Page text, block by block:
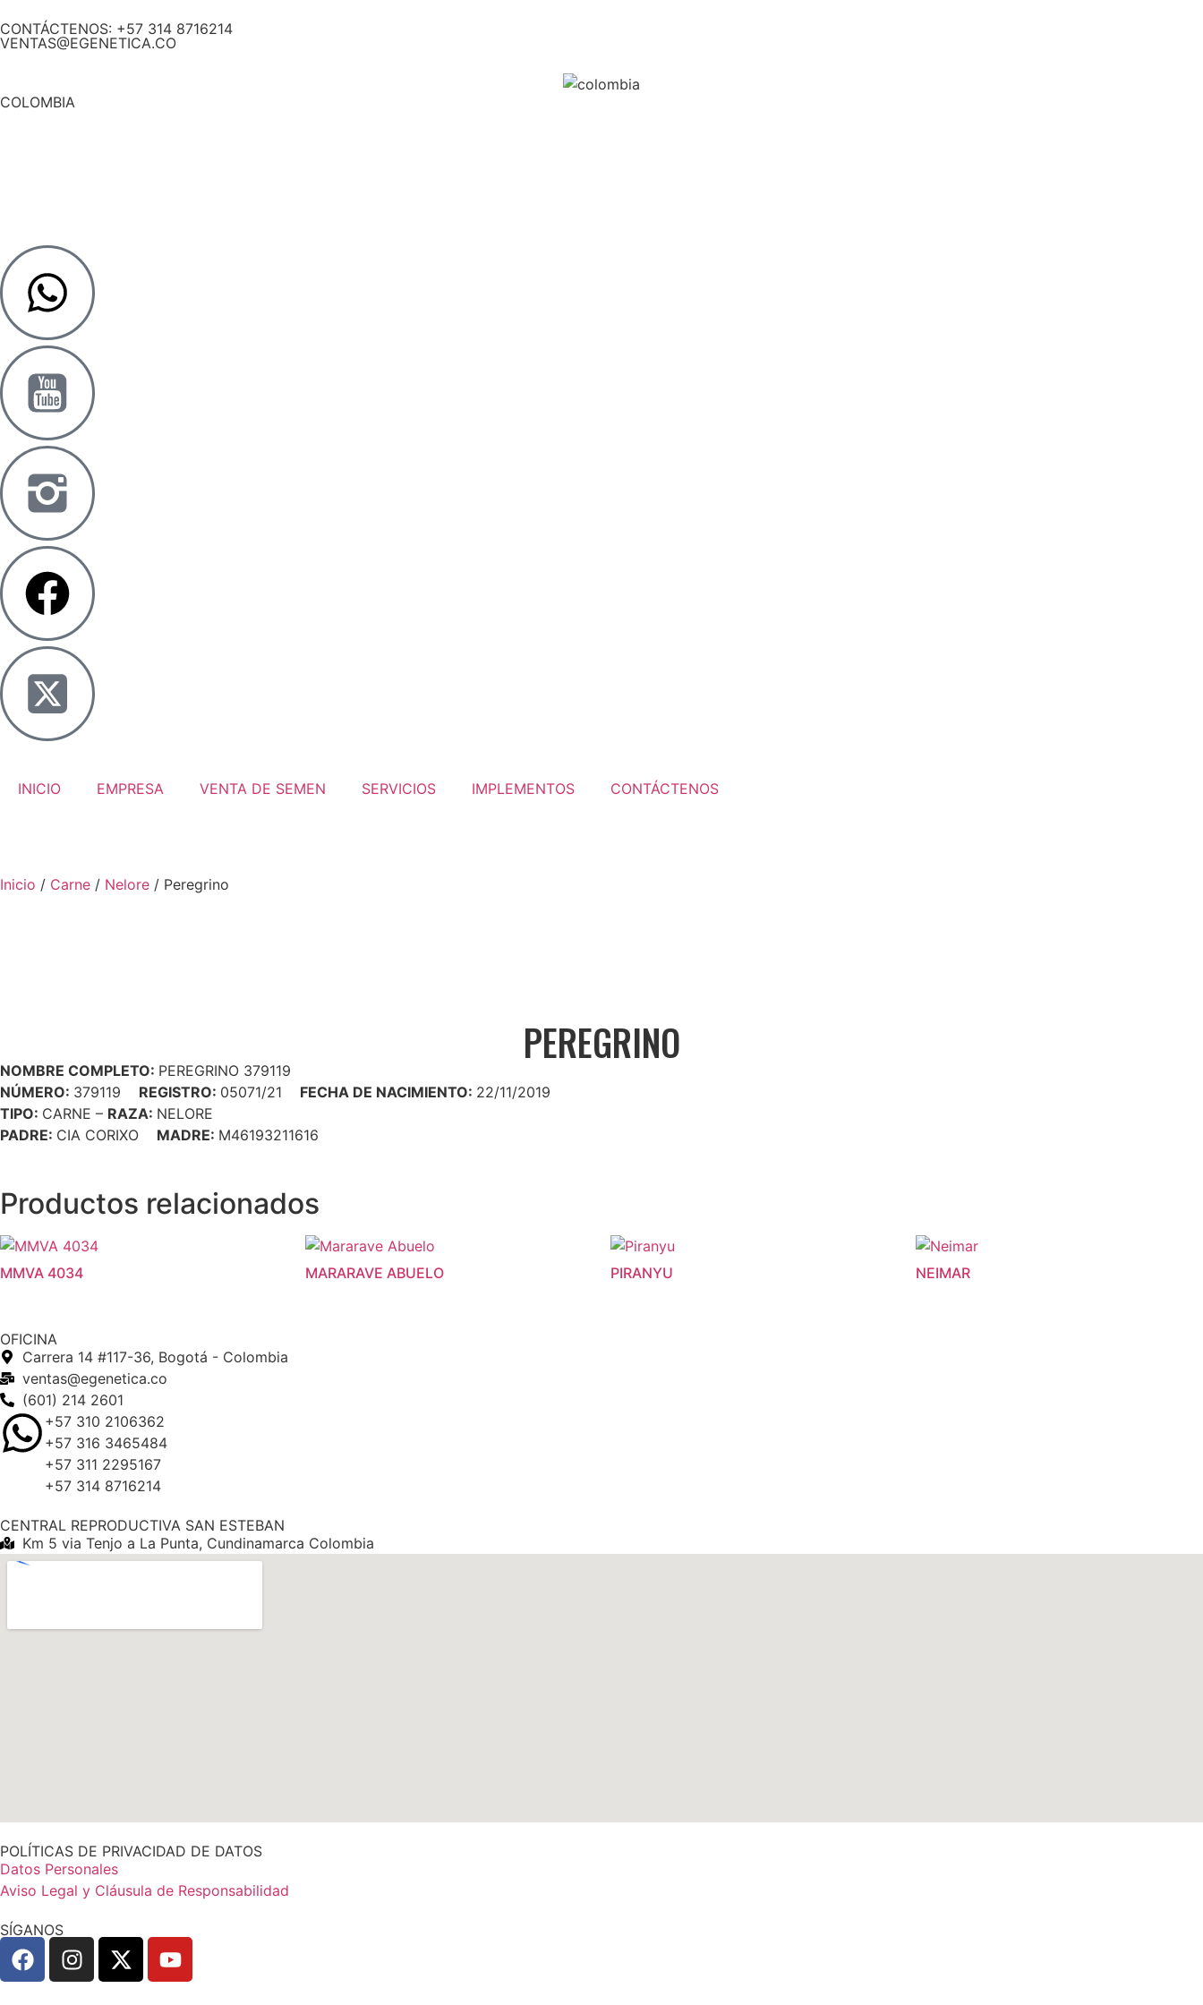
CONTÁCTENOS: +57 314 8716214
VENTAS@EGENETICA.CO
COLOMBIA
INICIO EMPRESA VENTA DE SEMEN SERVICIOS IMPLEMENTOS CONTÁCTENOS
Inicio / Carne / Nelore / Peregrino
PEREGRINO
NOMBRE COMPLETO: PEREGRINO 379119
NÚMERO: 379119 REGISTRO: 05071/21 FECHA DE NACIMIENTO: 22/11/2019
TIPO: CARNE – RAZA: NELORE
PADRE: CIA CORIXO MADRE: M46193211616
Productos relacionados
MMVA 4034 MARARAVE ABUELO PIRANYU NEIMAR
OFICINA
Carrera 14 #117-36, Bogotá - Colombia
ventas@egenetica.co
(601) 214 2601
+57 310 2106362
+57 316 3465484
+57 311 2295167
+57 314 8716214
CENTRAL REPRODUCTIVA SAN ESTEBAN
Km 5 via Tenjo a La Punta, Cundinamarca Colombia
POLÍTICAS DE PRIVACIDAD DE DATOS
Datos Personales
Aviso Legal y Cláusula de Responsabilidad
SÍGANOS